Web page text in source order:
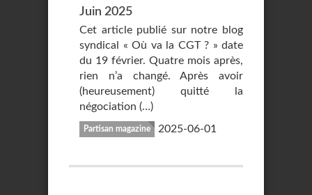
Juin 2025
Cet article publié sur notre blog
syndical « Où va la CGT ? » date
du 19 février. Quatre mois après,
rien n’a changé. Après avoir
(heureusement) quitté la
négociation (…)
Partisan magazine 2025-06-01